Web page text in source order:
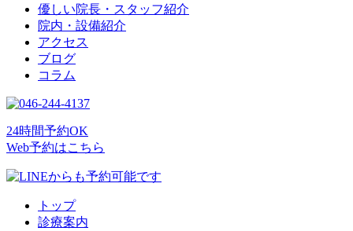
優しい院長・スタッフ紹介
院内・設備紹介
アクセス
ブログ
コラム
24時間予約OK
Web予約はこちら
トップ
診療案内